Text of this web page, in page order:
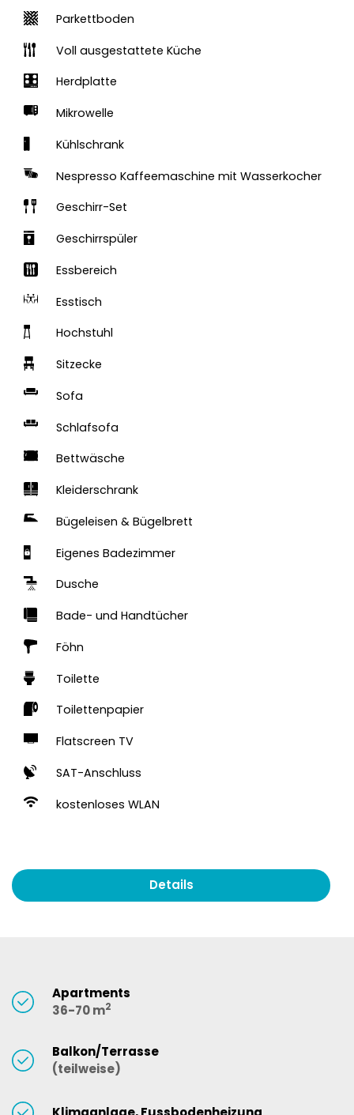
Parkettboden
Voll ausgestattete Küche
Herdplatte
Mikrowelle
Kühlschrank
Nespresso Kaffeemaschine mit Wasserkocher
Geschirr-Set
Geschirrspüler
Essbereich
Esstisch
Hochstuhl
Sitzecke
Sofa
Schlafsofa
Bettwäsche
Kleiderschrank
Bügeleisen & Bügelbrett
Eigenes Badezimmer
Dusche
Bade- und Handtücher
Föhn
Toilette
Toilettenpapier
Flatscreen TV
SAT-Anschluss
kostenloses WLAN
Details
Apartments
36-70 m2
Balkon/Terrasse
(teilweise)